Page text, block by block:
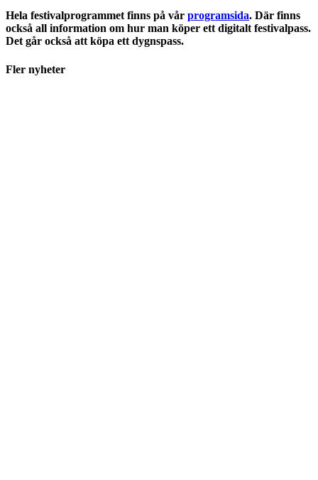
Hela festivalprogrammet finns på vår programsida. Där finns
också all information om hur man köper ett digitalt festivalpass.
Det går också att köpa ett dygnspass.
Fler nyheter